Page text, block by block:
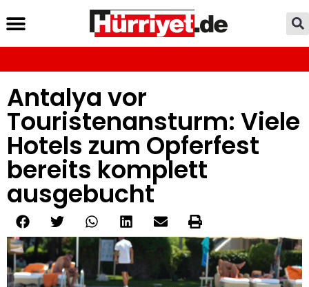
Antalya vor
Touristenansturm: Viele
Hotels zum Opferfest
bereits komplett
ausgebucht